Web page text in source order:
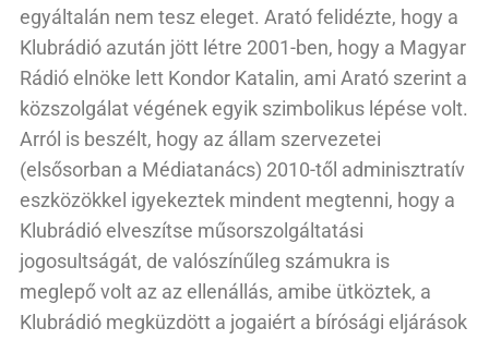
egyáltalán nem tesz eleget. Arató felidézte, hogy a
Klubrádió azután jött létre 2001-ben, hogy a Magyar
Rádió elnöke lett Kondor Katalin, ami Arató szerint a
közszolgálat végének egyik szimbolikus lépése volt.
Arról is beszélt, hogy az állam szervezetei
(elsősorban a Médiatanács) 2010-től adminisztratív
eszközökkel igyekeztek mindent megtenni, hogy a
Klubrádió elveszítse műsorszolgáltatási
jogosultságát, de valószínűleg számukra is
meglepő volt az az ellenállás, amibe ütköztek, a
Klubrádió megküzdött a jogaiért a bírósági eljárások